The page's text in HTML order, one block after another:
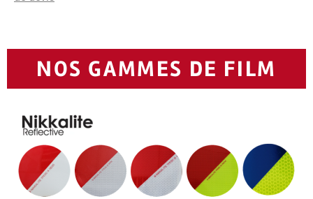
NOS GAMMES DE FILM